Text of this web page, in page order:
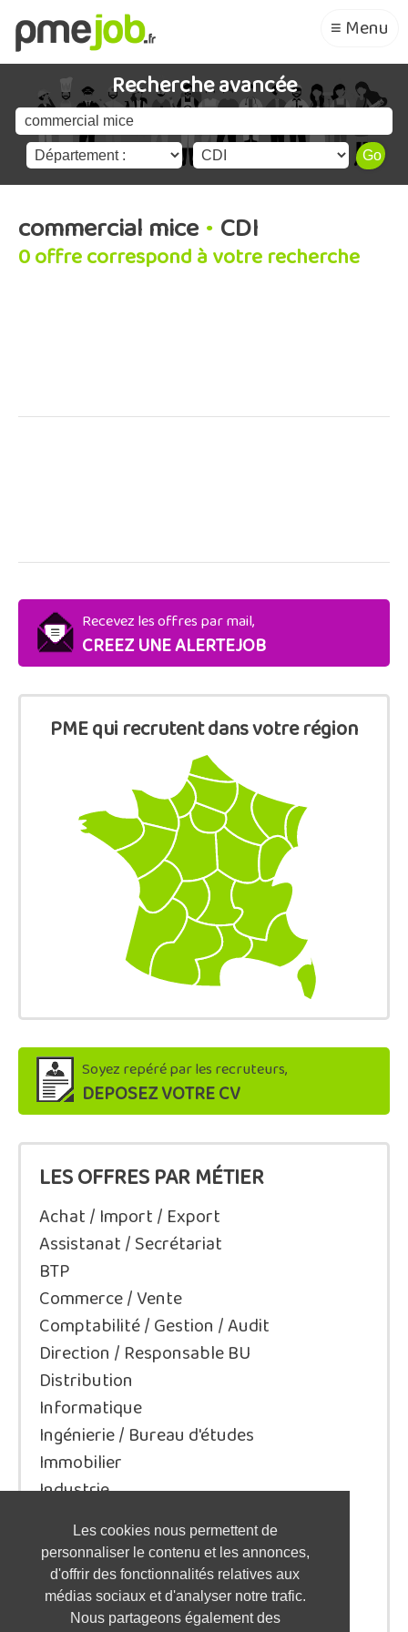
Les cookies nous permettent de
personnaliser le contenu et les annonces,
d'offrir des fonctionnalités relatives aux
médias sociaux et d'analyser notre trafic.
Nous partageons également des
≡ Menu
Recherche avancée
commercial mice • CDI
0 offre correspond à votre recherche
Recevez les offres par mail,
CREEZ UNE ALERTEJOB
PME qui recrutent dans votre région
Soyez repéré par les recruteurs,
DEPOSEZ VOTRE CV
LES OFFRES PAR MÉTIER
Achat / Import / Export
Assistanat / Secrétariat
BTP
Commerce / Vente
Comptabilité / Gestion / Audit
Direction / Responsable BU
Distribution
Informatique
Ingénierie / Bureau d'études
Immobilier
Industrie
Juridique/Droit
Qualité / Sécurité / Environnement
Logistique / Transport
Marketing / Communication